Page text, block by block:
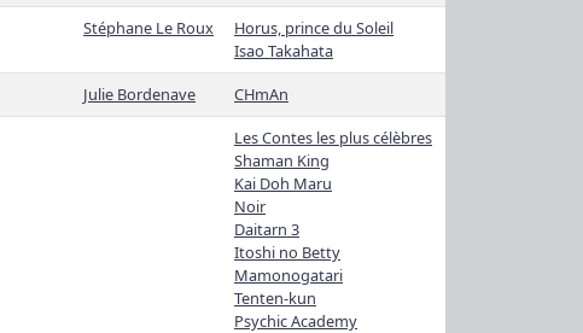
Stéphane Le Roux
Horus, prince du Soleil
Isao Takahata
Julie Bordenave
CHmAn
Les Contes les plus célèbres
Shaman King
Kai Doh Maru
Noir
Daitarn 3
Itoshi no Betty
Mamonogatari
Tenten-kun
Psychic Academy